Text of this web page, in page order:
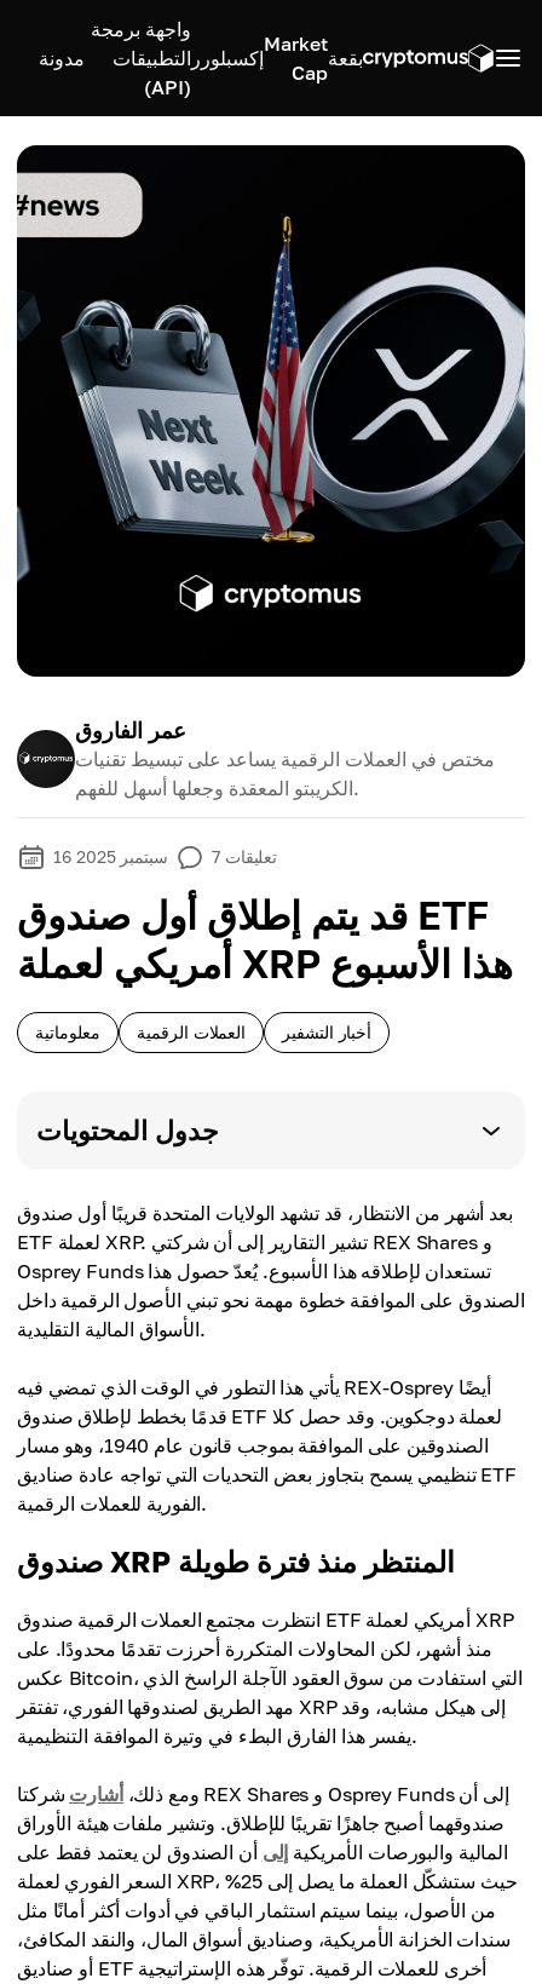
بقعة
Market
Cap
إكسبلورر
واجهة برمجة
التطبيقات
(API)
مدونة
عمر الفاروق
مختص في العملات الرقمية يساعد على تبسيط تقنيات
الكريبتو المعقدة وجعلها أسهل للفهم.
16 سبتمبر 2025 7 تعليقات
قد يتم إطلاق أول صندوق ETF
أمريكي لعملة XRP هذا الأسبوع
معلوماتية العملات الرقمية أخبار التشفير
جدول المحتويات
بعد أشهر من الانتظار، قد تشهد الولايات المتحدة قريبًا أول صندوق
ETF لعملة XRP. تشير التقارير إلى أن شركتي REX Shares و
Osprey Funds تستعدان لإطلاقه هذا الأسبوع. يُعدّ حصول هذا
الصندوق على الموافقة خطوة مهمة نحو تبني الأصول الرقمية داخل
الأسواق المالية التقليدية.
يأتي هذا التطور في الوقت الذي تمضي فيه REX-Osprey أيضًا
قدمًا بخطط لإطلاق صندوق ETF لعملة دوجكوين. وقد حصل كلا
الصندوقين على الموافقة بموجب قانون عام 1940، وهو مسار
تنظيمي يسمح بتجاوز بعض التحديات التي تواجه عادة صناديق ETF
الفورية للعملات الرقمية.
صندوق XRP المنتظر منذ فترة طويلة
انتظرت مجتمع العملات الرقمية صندوق ETF أمريكي لعملة XRP
منذ أشهر، لكن المحاولات المتكررة أحرزت تقدمًا محدودًا. على
عكس Bitcoin، التي استفادت من سوق العقود الآجلة الراسخ الذي
مهد الطريق لصندوقها الفوري، تفتقر XRP إلى هيكل مشابه، وقد
يفسر هذا الفارق البطء في وتيرة الموافقة التنظيمية.
ومع ذلك، أشارت شركتا REX Shares و Osprey Funds إلى أن
صندوقهما أصبح جاهزًا تقريبًا للإطلاق. وتشير ملفات هيئة الأوراق
المالية والبورصات الأمريكية إلى أن الصندوق لن يعتمد فقط على
السعر الفوري لعملة XRP، حيث ستشكّل العملة ما يصل إلى 25%
من الأصول، بينما سيتم استثمار الباقي في أدوات أكثر أمانًا مثل
سندات الخزانة الأمريكية، وصناديق أسواق المال، والنقد المكافئ،
أو صناديق ETF أخرى للعملات الرقمية. توفّر هذه الإستراتيجية